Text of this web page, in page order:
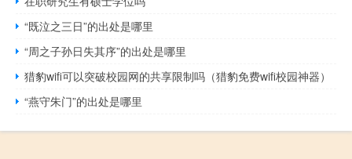
“既泣之三日”的出处是哪里
“周之子孙日失其序”的出处是哪里
猎豹wifi可以突破校园网的共享限制吗（猎豹免费wifi校园神器）
“燕守朱门”的出处是哪里